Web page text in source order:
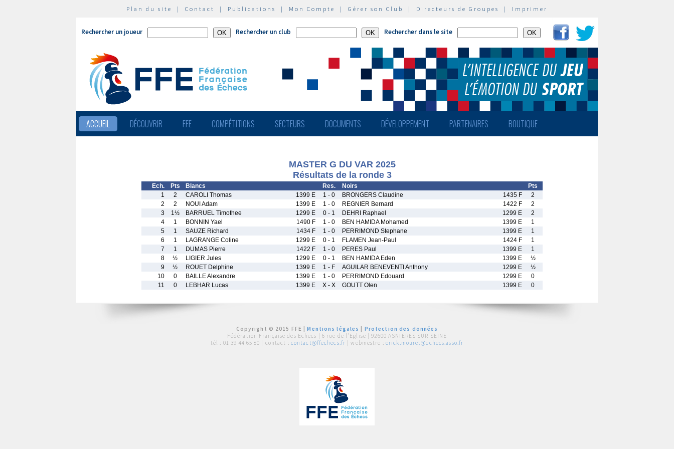
Plan du site | Contact | Publications | Mon Compte | Gérer son Club | Directeurs de Groupes | Imprimer
Rechercher un joueur Rechercher un club Rechercher dans le site
ACCUEIL DÉCOUVRIR FFE COMPÉTITIONS SECTEURS DOCUMENTS DÉVELOPPEMENT PARTENAIRES BOUTIQUE
MASTER G DU VAR 2025
Résultats de la ronde 3
Ech. Pts Blancs Res. Noirs
Pts
1
2 CAROLI Thomas 1399 E 1 - 0 BRONGERS Claudine 1435 F
2
2
2 NOUI Adam 1399 E 1 - 0 REGNIER Bernard 1422 F
2
3
1½ BARRUEL Timothee 1299 E 0 - 1 DEHRI Raphael 1299 E
2
4
1 BONNIN Yael 1490 F 1 - 0 BEN HAMIDA Mohamed 1399 E
1
5
1 SAUZE Richard 1434 F 1 - 0 PERRIMOND Stephane 1399 E
1
6
1 LAGRANGE Coline 1299 E 0 - 1 FLAMEN Jean-Paul 1424 F
1
7
1 DUMAS Pierre 1422 F 1 - 0 PERES Paul 1399 E
1
8
½ LIGIER Jules 1299 E 0 - 1 BEN HAMIDA Eden 1399 E
½
9
½ ROUET Delphine 1399 E 1 - F AGUILAR BENEVENTI Anthony 1299 E
½
10
0 BAILLE Alexandre 1399 E 1 - 0 PERRIMOND Edouard 1299 E
0
11
0 LEBHAR Lucas 1399 E X - X GOUTT Olen 1399 E 0
Copyright © 2015 FFE |Mentions légales
Protection des données
Fédération Française des Echecs | 6 rue de l'Eglise | 92600 ASNIERES SUR SEINE
tél : 01 39 44 65 80 | contact : contact@ffechecs.fr | webmestre : erick.mouret@echecs.asso.fr